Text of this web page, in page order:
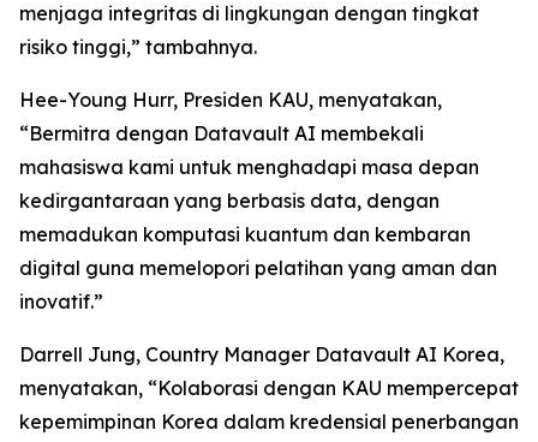
menjaga integritas di lingkungan dengan tingkat
risiko tinggi,” tambahnya.
Hee-Young Hurr, Presiden KAU, menyatakan,
“Bermitra dengan Datavault AI membekali
mahasiswa kami untuk menghadapi masa depan
kedirgantaraan yang berbasis data, dengan
memadukan komputasi kuantum dan kembaran
digital guna memelopori pelatihan yang aman dan
inovatif.”
Darrell Jung, Country Manager Datavault AI Korea,
menyatakan, “Kolaborasi dengan KAU mempercepat
kepemimpinan Korea dalam kredensial penerbangan